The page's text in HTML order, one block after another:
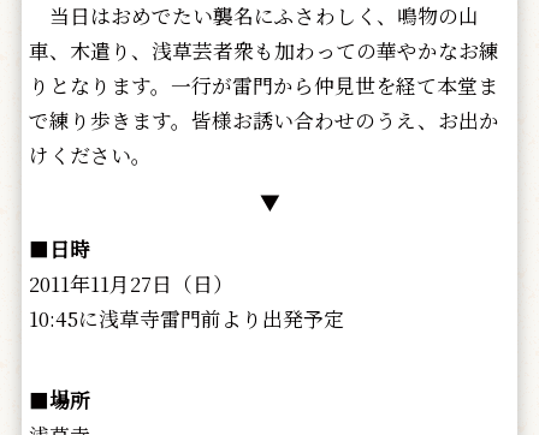
当日はおめでたい襲名にふさわしく、鳴物の山
車、木遣り、浅草芸者衆も加わっての華やかなお練
りとなります。一行が雷門から仲見世を経て本堂ま
で練り歩きます。皆様お誘い合わせのうえ、お出か
けください。
▼
■ 日時
2011年11月27日（日）
10:45に浅草寺雷門前より出発予定
■場所